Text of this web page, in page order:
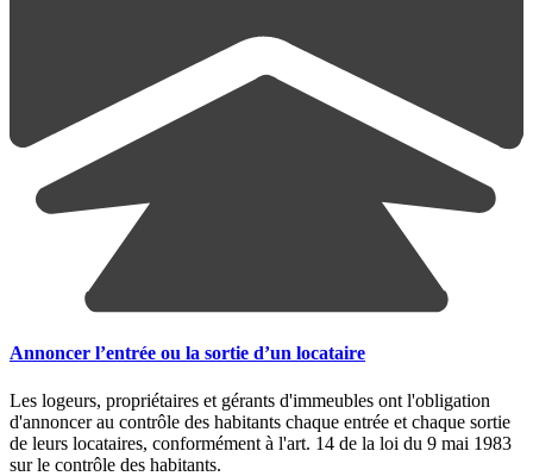
Annoncer l’entrée ou la sortie d’un locataire
Les logeurs, propriétaires et gérants d'immeubles ont l'obligation
d'annoncer au contrôle des habitants chaque entrée et chaque sortie
de leurs locataires, conformément à l'art. 14 de la loi du 9 mai 1983
sur le contrôle des habitants.